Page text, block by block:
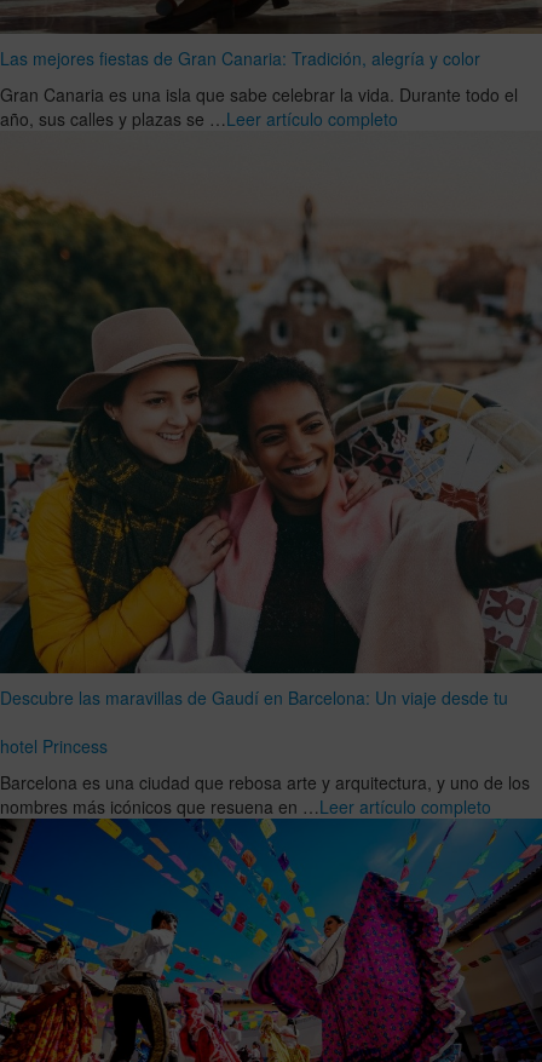
Las mejores fiestas de Gran Canaria: Tradición, alegría y color
Gran Canaria es una isla que sabe celebrar la vida. Durante todo el
año, sus calles y plazas se …Leer artículo completo
Descubre las maravillas de Gaudí en Barcelona: Un viaje desde tu
hotel Princess
Barcelona es una ciudad que rebosa arte y arquitectura, y uno de los
nombres más icónicos que resuena en …Leer artículo completo